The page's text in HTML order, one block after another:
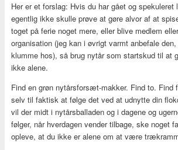
Her er et forslag: Hvis du har gået og spekuleret
egentlig ikke skulle prøve at gøre alvor af at
toget på ferie noget mere, eller blive medlem
organisation (jeg kan i øvrigt varmt anbefale
klumme hos), så brug nytår som startskud til at
ikke alene.
Find en grøn nytårsforsæt-makker. Find to. Find
selv til faktisk at følge det ved at udnytte din
vil der midt i nytårsballaden og i dagene og
følger, når hverdagen vender tilbage, ske noget
opleve, at du ikke er alene om at være